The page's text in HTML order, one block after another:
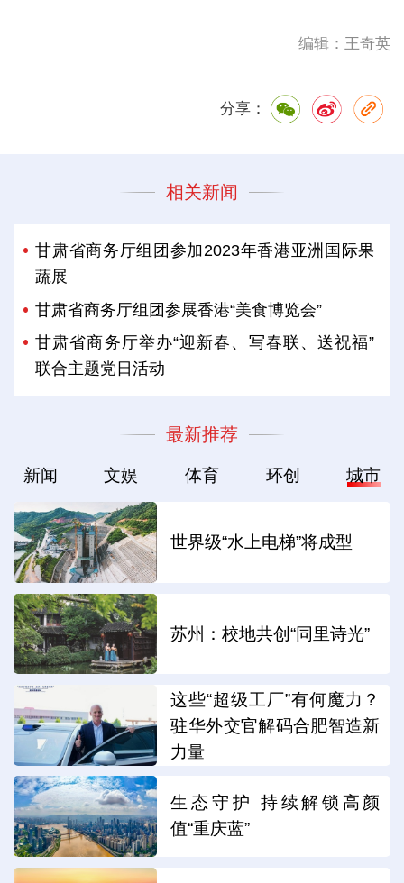
编辑：王奇英
分享：
相关新闻
甘肃省商务厅组团参加2023年香港亚洲国际果
蔬展
甘肃省商务厅组团参展香港“美食博览会”
甘肃省商务厅举办“迎新春、写春联、送祝福”
联合主题党日活动
最新推荐
新闻 文娱 体育 环创 城市
世界级“水上电梯”将成型
苏州：校地共创“同里诗光”
这些“超级工厂”有何魔力？
驻华外交官解码合肥智造新
力量
生态守护 持续解锁高颜
值“重庆蓝”